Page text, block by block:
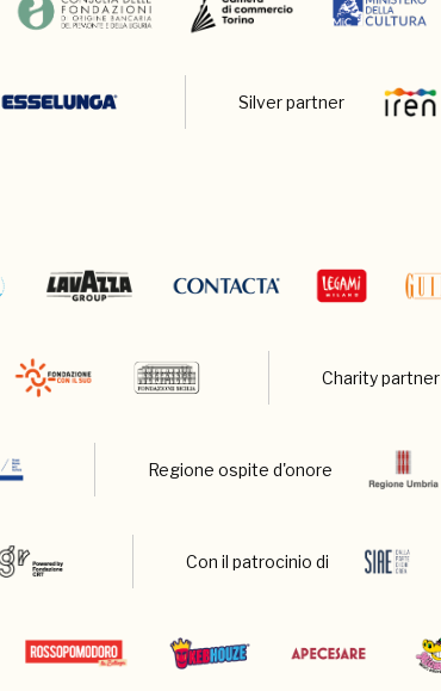
Silver partner
Charity partner
Regione ospite d'onore
Con il patrocinio di